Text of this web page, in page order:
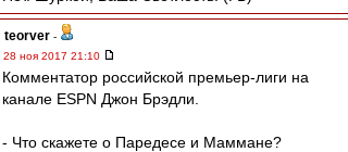
teorver -
28 ноя 2017 21:10
Комментатор российской премьер-лиги на
канале ESPN Джон Брэдли.
- Что скажете о Паредесе и Маммане?